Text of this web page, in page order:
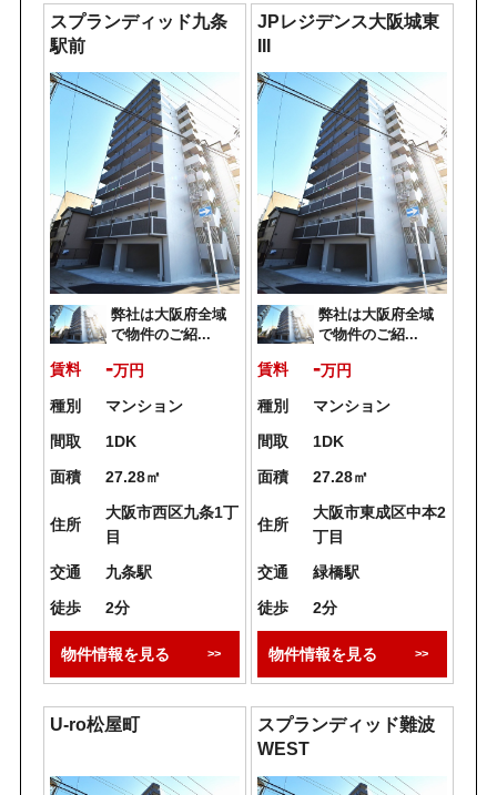
スプランディッド九条
駅前
弊社は大阪府全域
で物件のご紹...
賃料 -万円
種別
マンション
間取
1DK
面積
27.28㎡
住所
大阪市西区九条1丁
目
交通
九条駅
徒歩
2分
物件情報を見る
JPレジデンス大阪城東
弊社は大阪府全域
で物件のご紹...
賃料 -万円
種別
マンション
間取
1DK
面積
27.28㎡
住所
大阪市東成区中本2
丁目
交通
緑橋駅
徒歩
2分
物件情報を見る
U-ro松屋町
スプランディッド難波
WEST